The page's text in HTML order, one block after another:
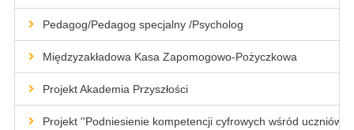
Pedagog/Pedagog specjalny /Psycholog
Międzyzakładowa Kasa Zapomogowo-Pożyczkowa
Projekt Akademia Przyszłości
Projekt ''Podniesienie kompetencji cyfrowych wśród uczniów i